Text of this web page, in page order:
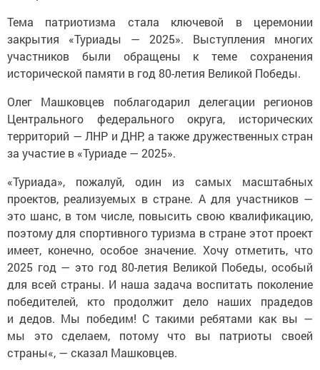
Тема патриотизма стала ключевой в церемонии
закрытия «Туриады — 2025». Выступления многих
участников были обращены к теме сохранения
исторической памяти в год 80-летия Великой Победы.
Олег Машковцев поблагодарил делегации регионов
Центрального федерального округа, исторических
территорий — ЛНР и ДНР, а также дружественных стран
за участие в «Туриаде — 2025».
«Туриада», пожалуй, один из самых масштабных
проектов, реализуемых в стране. А для участников —
это шанс, в том числе, повысить свою квалификацию,
поэтому для спортивного туризма в стране этот проект
имеет, конечно, особое значение. Хочу отметить, что
2025 год — это год 80-летия Великой Победы, особый
для всей страны. И наша задача воспитать поколение
победителей, кто продолжит дело наших прадедов
и дедов. Мы победим! С такими ребятами как вы —
мы это сделаем, потому что вы патриоты своей
страны«, — сказал Машковцев.